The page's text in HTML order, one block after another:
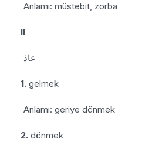
Anlamı: müstebit, zorba
II
عادَ
1. gelmek
Anlamı: geriye dönmek
2. dönmek